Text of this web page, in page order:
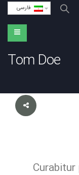
فارسی
Tom Doe